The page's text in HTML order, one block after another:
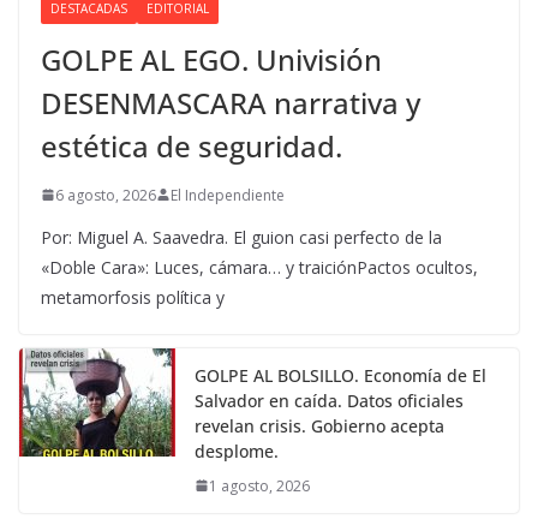
DESTACADAS EDITORIAL
GOLPE AL EGO. Univisión
DESENMASCARA narrativa y
estética de seguridad.
6 agosto, 2026 El Independiente
Por: Miguel A. Saavedra. El guion casi perfecto de la
«Doble Cara»: Luces, cámara… y traiciónPactos ocultos,
metamorfosis política y
GOLPE AL BOLSILLO. Economía de El
Salvador en caída. Datos oficiales
revelan crisis. Gobierno acepta
desplome.
1 agosto, 2026